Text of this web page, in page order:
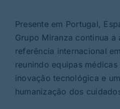
Presente em Portugal,
Grupo Miranza continua a
referência internacional
reunindo equipas
inovação tecnológica e
humanização dos